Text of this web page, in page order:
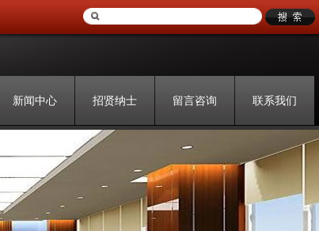
联系我们
留言咨询
招贤纳士
新闻中心